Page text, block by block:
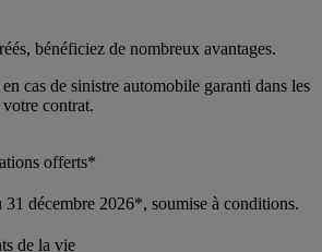
bénéficiez de nombreux avantages.
cas de sinistre automobile garanti dans les
contrat.
offerts*
décembre 2026*, soumise à conditions.